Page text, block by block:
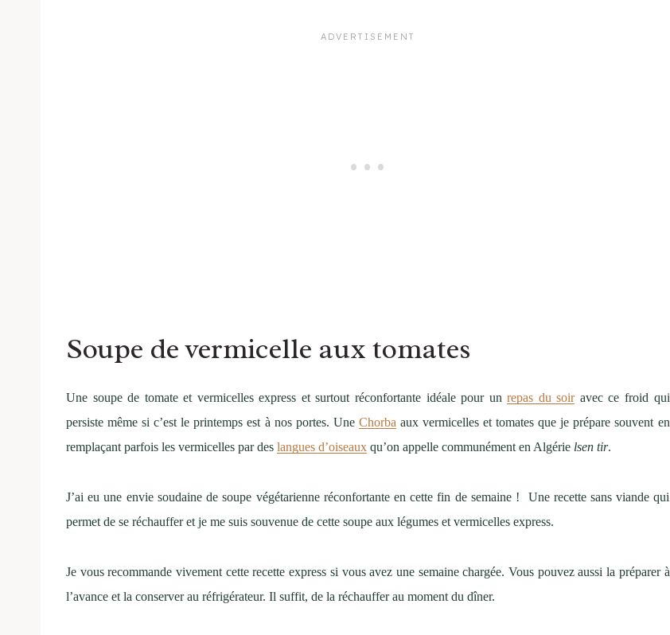
Soupe de vermicelle aux tomates
Une soupe de tomate et vermicelles express et surtout réconfortante idéale pour unrepas du soiravec ce froid qui
persiste même si c’est le printemps est à nos portes. Une Chorba aux vermicelles et tomates que je prépare souvent en
remplaçant parfois les vermicelles par des langues d’oiseaux qu’on appelle communément en Algérie lsen tir.
J’ai eu une envie soudaine de soupe végétarienne réconfortante en cette fin de semaine ! Une recette sans viande qui
permet de se réchauffer et je me suis souvenue de cette soupe aux légumes et vermicelles express.
Je vous recommande vivement cette recette express si vous avez une semaine chargée. Vous pouvez aussi la préparer à
l’avance et la conserver au réfrigérateur. Il suffit, de la réchauffer au moment du dîner.